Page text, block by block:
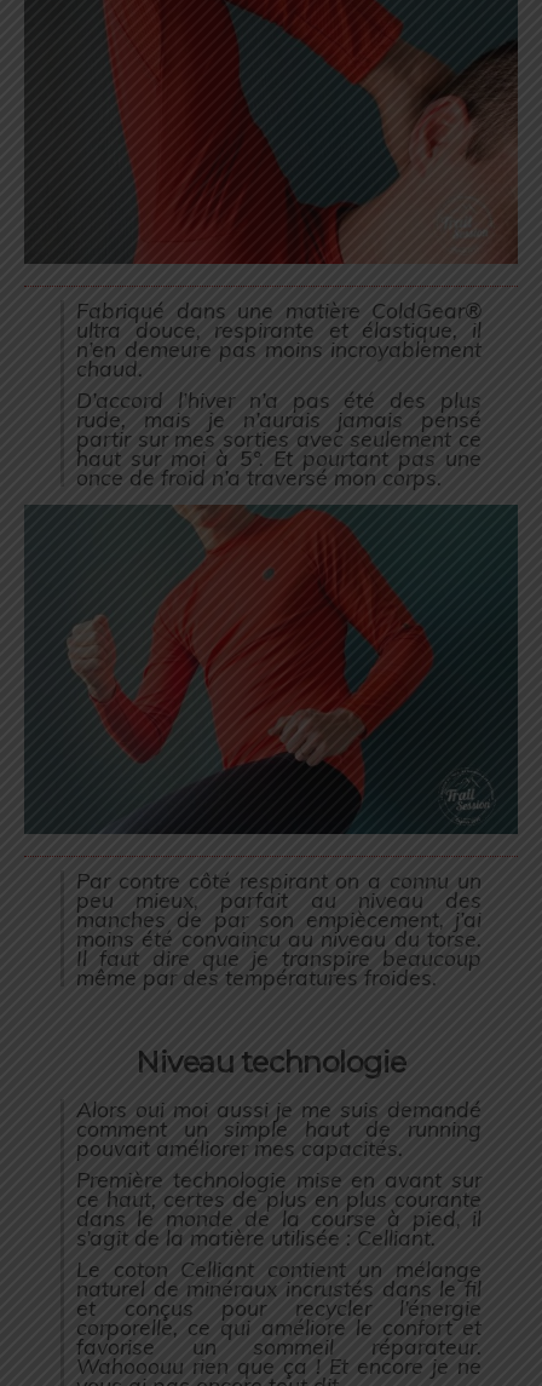
Fabriqué dans une matière ColdGear®
ultra douce, respirante et élastique, il
n’en demeure pas moins incroyablement
chaud.
D’accord l’hiver n’a pas été des plus
rude, mais je n’aurais jamais pensé
partir sur mes sorties avec seulement ce
haut sur moi à 5°. Et pourtant pas une
once de froid n’a traversé mon corps.
Par contre côté respirant on a connu un
peu mieux, parfait au niveau des
manches de par son empiècement, j’ai
moins été convaincu au niveau du torse.
Il faut dire que je transpire beaucoup
même par des températures froides.
Niveau technologie
Alors oui moi aussi je me suis demandé
comment un simple haut de running
pouvait améliorer mes capacités.
Première technologie mise en avant sur
ce haut, certes de plus en plus courante
dans le monde de la course à pied, il
s’agit de la matière utilisée : Celliant.
Le coton Celliant contient un mélange
naturel de minéraux incrustés dans le fil
et conçus pour recycler l’énergie
corporelle, ce qui améliore le confort et
favorise un sommeil réparateur.
Wahooouu rien que ça ! Et encore je ne